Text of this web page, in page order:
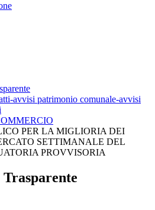
avvisi patrimonio comunale-avvisi
PER LA MIGLIORIA DEI
SETTIMANALE DEL
PROVVISORIA